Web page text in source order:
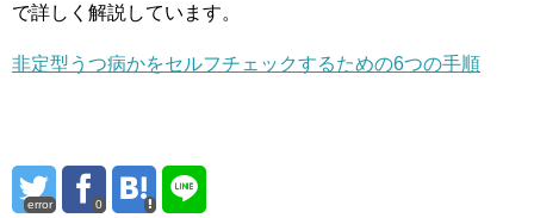
で詳しく解説しています。
非定型うつ病かをセルフチェックするための6つの手順
error 0